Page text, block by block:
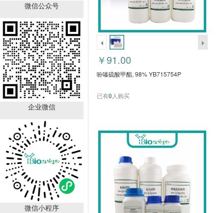
微信公众号
企业微信
微信小程序
￥38.00
已有
人购买
蛙皮抗菌肽, ≥97%
(HPLC) YB707939D
￥3688.00
已有0人购买
￥91.00
吩嗪硫酸甲酯, 98% YB715754P
已有0人购买